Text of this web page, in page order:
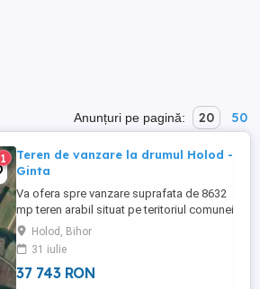
Anunțuri pe pagină: 20 50
1
Teren de vanzare la drumul Holod -
Ginta
Va ofera spre vanzare suprafata de 8632
mp teren arabil situat pe teritoriul comunei
Holod , la drumul catre Ginta. Terenul are
front generos la drum ! Se preteaza si la
construirea de constructii agricole sau
hale !
Holod, Bihor
31 iulie
37 743 RON